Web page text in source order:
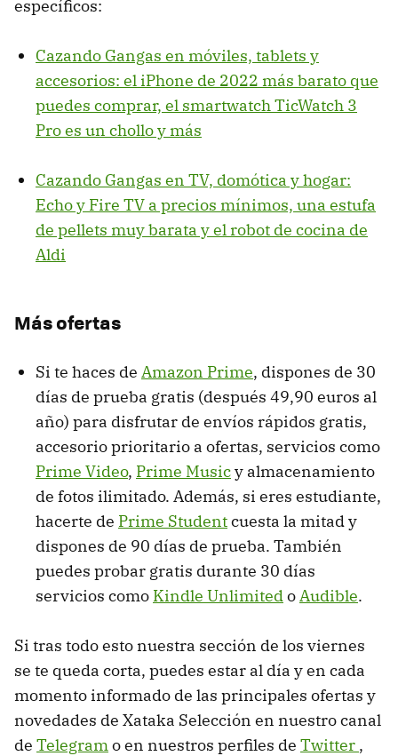
específicos:
Cazando Gangas en móviles, tablets y
accesorios: el iPhone de 2022 más barato que
puedes comprar, el smartwatch TicWatch 3
Pro es un chollo y más
Cazando Gangas en TV, domótica y hogar:
Echo y Fire TV a precios mínimos, una estufa
de pellets muy barata y el robot de cocina de
Aldi
Más ofertas
Si te haces de Amazon Prime, dispones de 30
días de prueba gratis (después 49,90 euros al
año) para disfrutar de envíos rápidos gratis,
accesorio prioritario a ofertas, servicios como
Prime Video, Prime Musicy almacenamiento
de fotos ilimitado. Además, si eres estudiante,
hacerte de Prime Studentcuesta la mitad y
dispones de 90 días de prueba. También
puedes probar gratis durante 30 días
servicios como Kindle UnlimitedoAudible.
Si tras todo esto nuestra sección de los viernes
se te queda corta, puedes estar al día y en cada
momento informado de las principales ofertas y
novedades de Xataka Selección en nuestro canal
de Telegramo en nuestros perfiles de Twitter ,